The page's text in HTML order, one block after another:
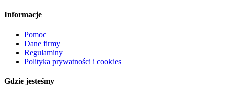
Informacje
Pomoc
Dane firmy
Regulaminy
Polityka prywatności i cookies
Gdzie jesteśmy